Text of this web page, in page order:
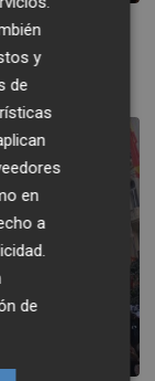
ante Les
y en la
y
de
en
a
.
de